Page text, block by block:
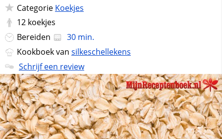
Categorie Koekjes
12 koekjes
Bereiden
30 min.
Kookboek van silkeschellekens
Schrijf een review